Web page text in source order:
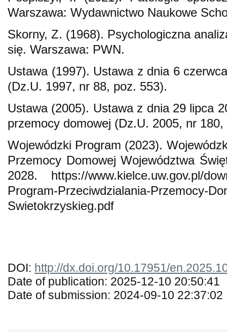
Warszawa: Wydawnictwo Naukowe
Skorny, Z. (1968). Psychologiczna
się. Warszawa: PWN.
Ustawa (1997). Ustawa z dnia 6
(Dz.U. 1997, nr 88, poz. 553).
Ustawa (2005). Ustawa z dnia 29 lipca
przemocy domowej (Dz.U. 2005, nr
Wojewódzki Program (2023).
Przemocy Domowej Województwa
2028. https://www.kielce.uw.gov.pl/
Program-Przeciwdzialania-Przemocy-
Swietokrzyskieg.pdf
DOI: http://dx.doi.org/10.17951/
Date of publication: 2025-12-10 20:50:41
Date of submission: 2024-09-10 22:37:02